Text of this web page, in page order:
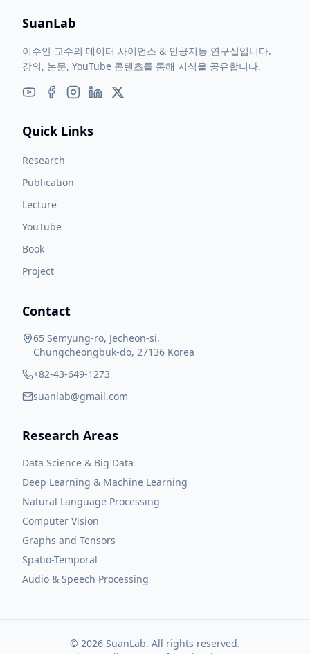
SuanLab
이수안 교수의 데이터 사이언스 & 인공지능 연구실입니다.
강의, 논문, YouTube 콘텐츠를 통해 지식을 공유합니다.
Quick Links
Research
Publication
Lecture
YouTube
Book
Project
Contact
65 Semyung-ro, Jecheon-si,
Chungcheongbuk-do, 27136 Korea
+82-43-649-1273
suanlab@gmail.com
Research Areas
Data Science & Big Data
Deep Learning & Machine Learning
Natural Language Processing
Computer Vision
Graphs and Tensors
Spatio-Temporal
Audio & Speech Processing
© 2026 SuanLab. All rights reserved.